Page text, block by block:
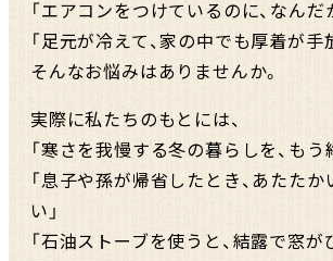
「エアコンをつけているのに、なんだ
「足元が冷えて、家の中でも厚着が手
そんなお悩みはありませんか。
実際に私たちのもとには、
「寒さを我慢する冬の暮らしを、もう
「息子や孫が帰省したとき、あたた
い」
「石油ストーブを使うと、結露で窓